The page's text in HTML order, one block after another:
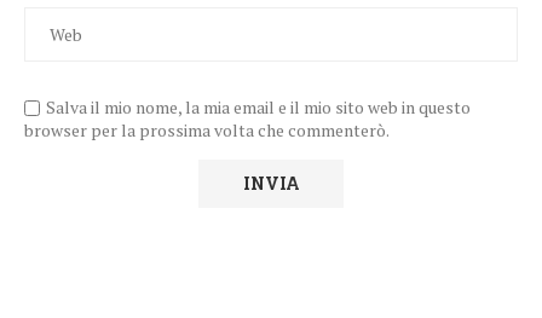
Salva il mio nome, la mia email e il mio sito web in questo
browser per la prossima volta che commenterò.